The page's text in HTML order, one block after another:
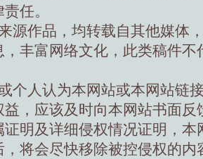
任。
源作品，均转载自其他媒体
，丰富网络文化，此类稿件不
个人认为本网站或本网站链
益，应该及时向本网站书面反
证明及详细侵权情况证明，本
，将会尽快移除被控侵权的内